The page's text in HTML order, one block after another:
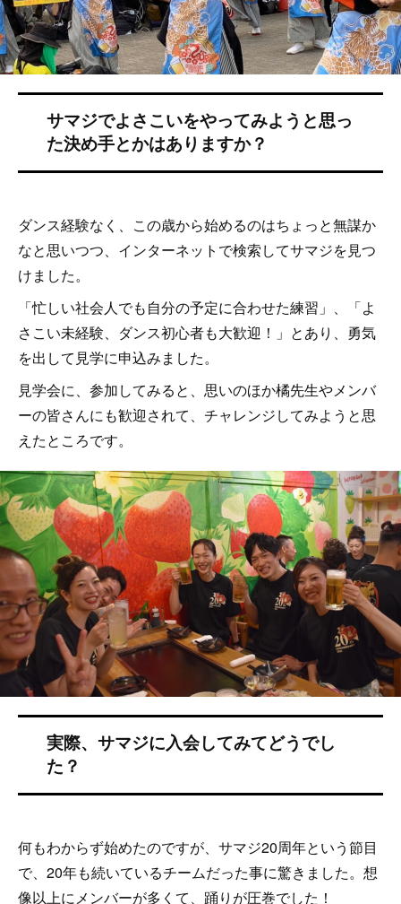
ダンス経験なく、この歳から始めるのはちょっと無謀か
なと思いつつ、インターネットで検索してサマジを見つ
けました。
「忙しい社会人でも自分の予定に合わせた練習」、「よ
さこい未経験、ダンス初心者も大歓迎！」とあり、勇気
を出して見学に申込みました。
見学会に、参加してみると、思いのほか橘先生やメンバ
ーの皆さんにも歓迎されて、チャレンジしてみようと思
えたところです。
何もわからず始めたのですが、サマジ20周年という節目
で、20年も続いているチームだった事に驚きました。想
像以上にメンバーが多くて、踊りが圧巻でした！